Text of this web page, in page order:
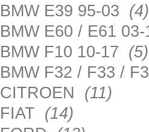
BMW E39 95-03 (4)
BMW E60 / E61 03-
BMW F10 10-17 (5)
BMW F32 / F33 /
CITROEN (11)
FIAT (14)